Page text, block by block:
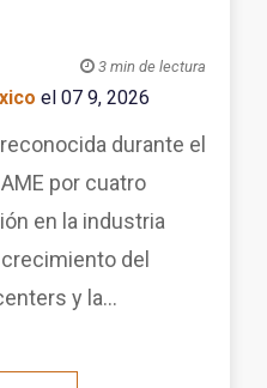
 3 min de lectura
el 07 9, 2026
durante el
por cuatro
en la industria
crecimiento del
y la...